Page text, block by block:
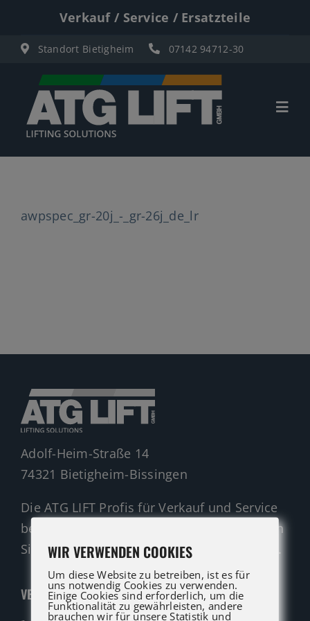
springen
Verkauf / Service / Ersatzteile
Standort Bietigheim 07142 94712-30
Ersatzteil Anfrage
Beratung
awpspec_gr-20j_-_gr-26j_de_lr
Adolf-Heim-Straße 14
74321 Bietigheim-Bissingen
Die ATG LIFT Profis für Verkauf und Service
beraten Sie gerne. Rufen Sie an oder nutzen
Sie unser Kontaktformular für eine Anfrage.
VERKAUF
WIR VERWENDEN COOKIES
Um diese Website zu betreiben, ist es für
uns notwendig Cookies zu verwenden.
Einige Cookies sind erforderlich, um die
Funktionalität zu gewährleisten, andere
brauchen wir für unsere Statistik und